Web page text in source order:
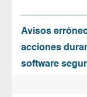
Avisos
acciones
software